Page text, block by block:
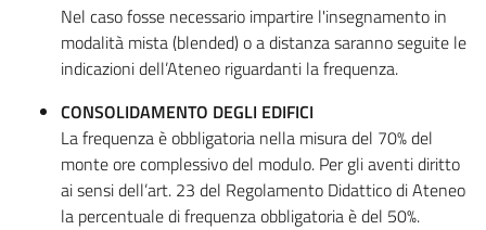
Nel caso fosse necessario impartire l'insegnamento in
modalità mista (blended) o a distanza saranno seguite le
indicazioni dell’Ateneo riguardanti la frequenza.
CONSOLIDAMENTO DEGLI EDIFICI
La frequenza è obbligatoria nella misura del 70% del
monte ore complessivo del modulo. Per gli aventi diritto
ai sensi dell’art. 23 del Regolamento Didattico di Ateneo
la percentuale di frequenza obbligatoria è del 50%.